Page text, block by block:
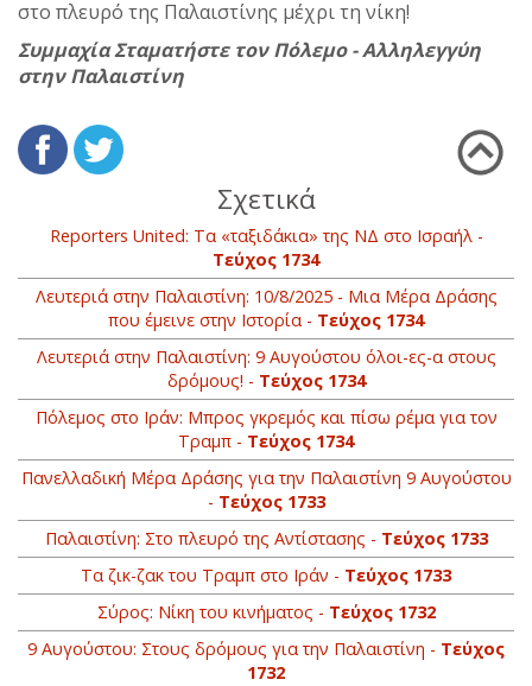
στο πλευρό της Παλαιστίνης μέχρι τη νίκη!
Συμμαχία Σταματήστε τον Πόλεμο - Αλληλεγγύη
στην Παλαιστίνη
Σχετικά
Reporters United: Τα «ταξιδάκια» της ΝΔ στο Ισραήλ -
Τεύχος 1734
Λευτεριά στην Παλαιστίνη: 10/8/2025 - Μια Μέρα Δράσης
που έμεινε στην Ιστορία - Τεύχος 1734
Λευτεριά στην Παλαιστίνη: 9 Αυγούστου όλοι-ες-α στους
δρόμους! - Τεύχος 1734
Πόλεμος στο Ιράν: Μπρος γκρεμός και πίσω ρέμα για τον
Τραμπ - Τεύχος 1734
Πανελλαδική Μέρα Δράσης για την Παλαιστίνη 9 Αυγούστου
- Τεύχος 1733
Παλαιστίνη: Στο πλευρό της Αντίστασης - Τεύχος 1733
Τα ζικ-ζακ του Τραμπ στο Ιράν - Τεύχος 1733
Σύρος: Νίκη του κινήματος - Τεύχος 1732
9 Αυγούστου: Στους δρόμους για την Παλαιστίνη - Τεύχος
1732